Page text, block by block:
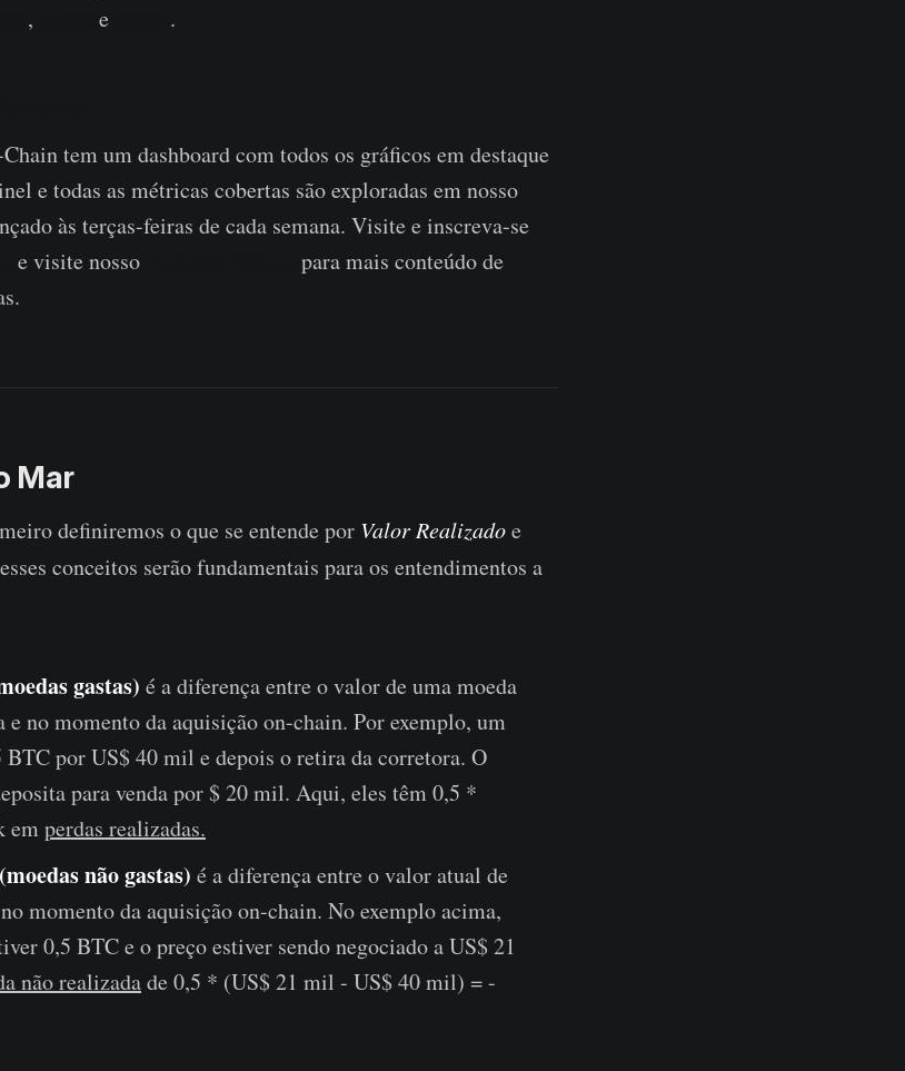
, e .
tem um dashboard com todos os gráficos em destaque
e todas as métricas cobertas são exploradas em nosso
às terças-feiras de cada semana. Visite e inscreva-se
e visite nosso
para mais conteúdo de
Mar
definiremos o que se entende por Valor Realizadoe
conceitos serão fundamentais para os entendimentos a
gastas) é a diferença entre o valor de uma moeda
e no momento da aquisição on-chain. Por exemplo, um
por US$ 40 mil e depois o retira da corretora. O
para venda por $ 20 mil. Aqui, eles têm 0,5 *
emperdas realizadas.
não gastas) é a diferença entre o valor atual de
momento da aquisição on-chain. No exemplo acima,
0,5 BTC e o preço estiver sendo negociado a US$ 21
não realizadade 0,5 * (US$ 21 mil - US$ 40 mil) = -